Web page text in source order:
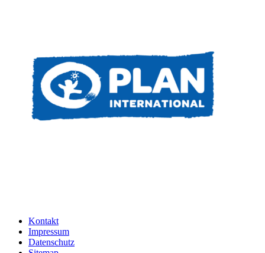
Kontakt
Impressum
Datenschutz